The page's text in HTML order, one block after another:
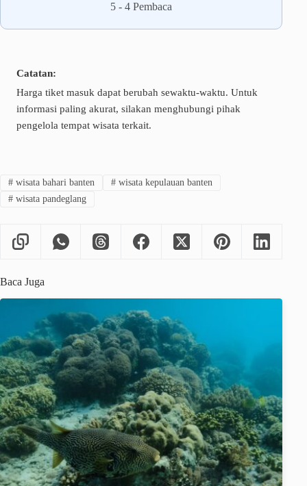
5 -4 Pembaca
Catatan:
Harga tiket masuk dapat berubah sewaktu-waktu. Untuk
informasi paling akurat, silakan menghubungi pihak
pengelola tempat wisata terkait.
#wisata bahari banten #wisata kepulauan banten
#wisata pandeglang
Baca Juga